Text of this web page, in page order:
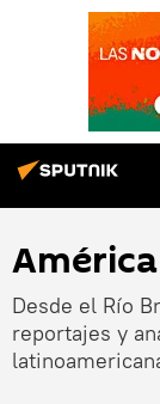
Desde el Río
reportajes y